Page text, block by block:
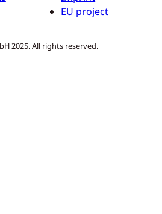
EU project
2025. All rights reserved.